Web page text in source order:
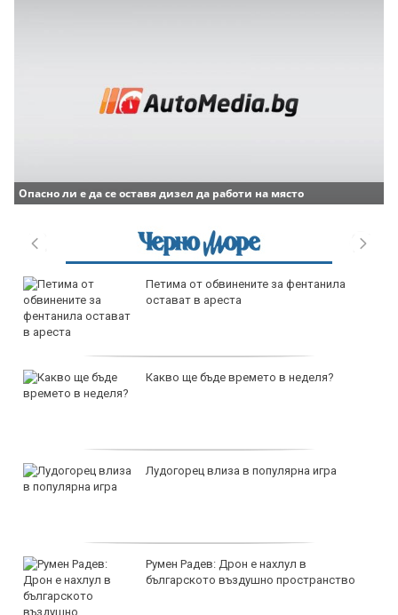
Опасно ли е да се оставя дизел да работи на място
продава, Тристаен апартамент, 68 m2
Варна, Възраждане 3, 118900 EUR
продава, Четиристаен апартамент, 86 m2
продава, Четиристаен апартамент, 96 m2
продава, Тристаен апартамент, 68 m2
Варна, Владиславово, 122900 EUR